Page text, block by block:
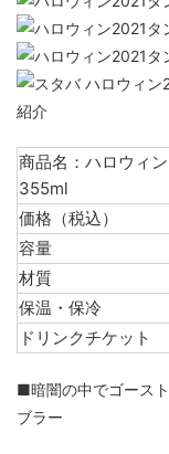
商品名：ハロウィ
355ml
価格（税込）
容量
材質
保温・保冷
ドリンクチケット
■暗闇の中でゴース
ブラー